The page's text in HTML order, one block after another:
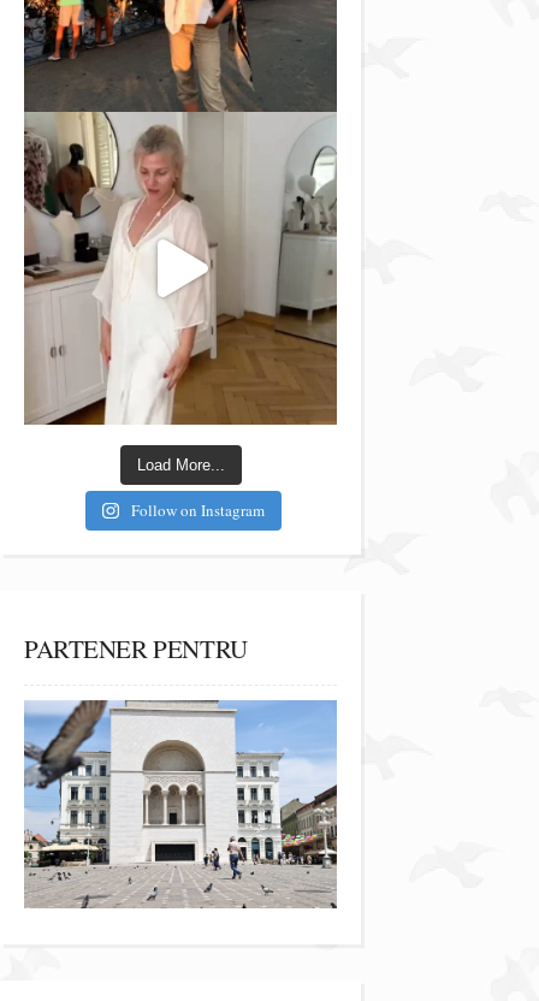
Load More...
Follow on Instagram
PARTENER PENTRU